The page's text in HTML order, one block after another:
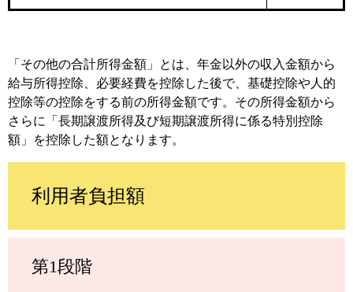
「その他の合計所得金額」とは、年金以外の収入金額から
給与所得控除、必要経費を控除した後で、基礎控除や人的
控除等の控除をする前の所得金額です。その所得金額から
さらに「長期譲渡所得及び短期譲渡所得に係る特別控除
額」を控除した額となります。
利用者負担額
第1段階